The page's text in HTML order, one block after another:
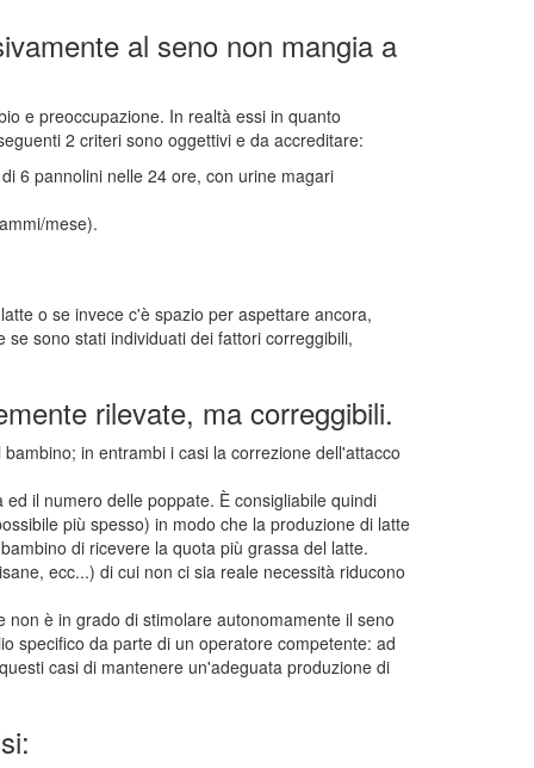
al seno non mangia a
e preoccupazione. In realtà essi in quanto
2 criteri sono oggettivi e da accreditare:
6 pannolini nelle 24 ore, con urine magari
mese).
o se invece c'è spazio per aspettare ancora,
sono stati individuati dei fattori correggibili,
rilevate, ma correggibili.
in entrambi i casi la correzione dell'attacco
il numero delle poppate. È consigliabile quindi
più spesso) in modo che la produzione di latte
di ricevere la quota più grassa del latte.
ecc...) di cui non ci sia reale necessità riducono
è in grado di stimolare autonomamente il seno
specifico da parte di un operatore competente: ad
casi di mantenere un'adeguata produzione di